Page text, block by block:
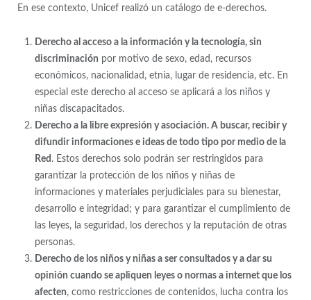
En ese contexto, Unicef realizó un catálogo de e-derechos.
Derecho al acceso a la información y la tecnología, sin
discriminación por motivo de sexo, edad, recursos
económicos, nacionalidad, etnia, lugar de residencia, etc. En
especial este derecho al acceso se aplicará a los niños y
niñas discapacitados.
Derecho a la libre expresión y asociación. A buscar, recibir y
difundir informaciones e ideas de todo tipo por medio de la
Red . Estos derechos solo podrán ser restringidos para
garantizar la protección de los niños y niñas de
informaciones y materiales perjudiciales para su bienestar,
desarrollo e integridad; y para garantizar el cumplimiento de
las leyes, la seguridad, los derechos y la reputación de otras
personas.
Derecho de los niños y niñas a ser consultados y a dar su
opinión cuando se apliquen leyes o normas a internet que los
afecten, como restricciones de contenidos, lucha contra los